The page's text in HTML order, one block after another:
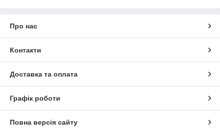
Про нас
Контакти
Доставка та оплата
Графік роботи
Повна версія сайту